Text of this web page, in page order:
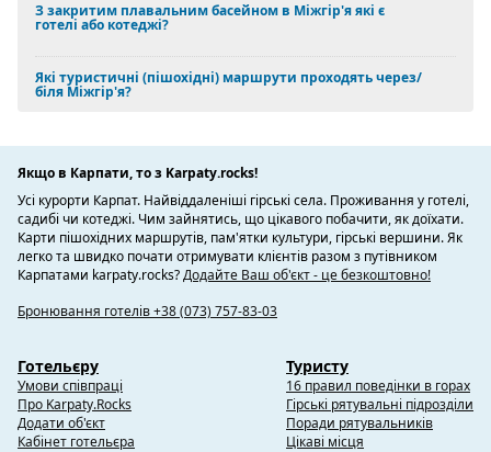
З закритим плавальним басейном в Міжгір'я які є
готелі або котеджі?
Які туристичні (пішохідні) маршрути проходять через/
біля Міжгір'я?
Якщо в Карпати, то з Karpaty.rocks!
Усі курорти Карпат. Найвіддаленіші гірські села. Проживання у готелі,
садибі чи котеджі. Чим зайнятись, що цікавого побачити, як доїхати.
Карти пішохідних маршрутів, пам'ятки культури, гірські вершини. Як
легко та швидко почати отримувати клієнтів разом з путівником
Карпатами karpaty.rocks?Додайте Ваш об'єкт - це безкоштовно!
Бронювання готелів +38 (073) 757-83-03
Готельєру
Умови співпраці
Про Karpaty.Rocks
Додати об'єкт
Кабінет готельєра
Туристу
16 правил поведінки в горах
Гірські рятувальні підрозділи
Поради рятувальників
Цікаві місця